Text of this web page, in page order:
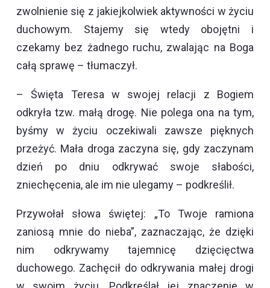
zwolnienie się z jakiejkolwiek aktywności w życiu
duchowym. Stajemy się wtedy obojętni i
czekamy bez żadnego ruchu, zwalając na Boga
całą sprawę – tłumaczył.
– Święta Teresa w swojej relacji z Bogiem
odkryła tzw. małą drogę. Nie polega ona na tym,
byśmy w życiu oczekiwali zawsze pięknych
przeżyć. Mała droga zaczyna się, gdy zaczynam
dzień po dniu odkrywać swoje słabości,
zniechęcenia, ale im nie ulegamy – podkreślił.
Przywołał słowa świętej: „To Twoje ramiona
zaniosą mnie do nieba”, zaznaczając, że dzięki
nim odkrywamy tajemnicę dzięcięctwa
duchowego. Zachęcił do odkrywania małej drogi